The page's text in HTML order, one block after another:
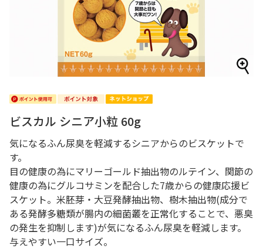
ビスカル シニア小粒 60g
気になるふん尿臭を軽減するシニアからのビスケットで
す。
目の健康の為にマリーゴールド抽出物のルテイン、関節の
健康の為にグルコサミンを配合した7歳からの健康応援ビ
スケット。米胚芽・大豆発酵抽出物、樹木抽出物(成分で
ある発酵多糖類が腸内の細菌叢を正常化することで、悪臭
の発生を抑制します)が気になるふん尿臭を軽減します。
与えやすい一口サイズ。